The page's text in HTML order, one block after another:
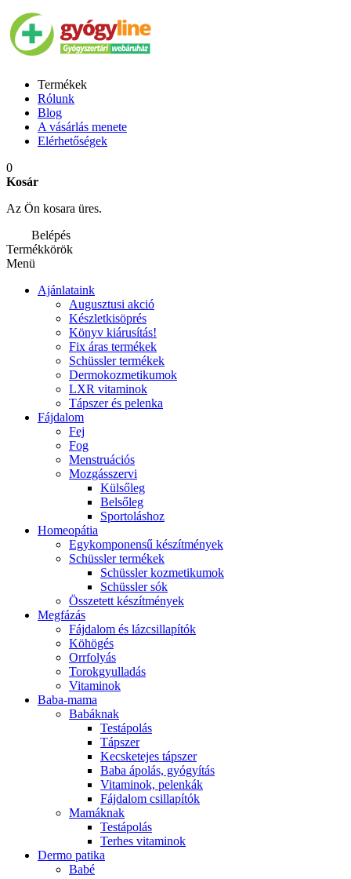
Termékek
Rólunk
Blog
A vásárlás menete
Elérhetőségek
0
Kosár
Az Ön kosara üres.
Belépés
Termékkörök
Menü
Ajánlataink
Augusztusi akció
Készletkisöprés
Könyv kiárusítás!
Fix áras termékek
Schüssler termékek
Dermokozmetikumok
LXR vitaminok
Tápszer és pelenka
Fájdalom
Fej
Fog
Menstruációs
Mozgásszervi
Külsőleg
Belsőleg
Sportoláshoz
Homeopátia
Egykomponensű készítmények
Schüssler termékek
Schüssler kozmetikumok
Schüssler sók
Összetett készítmények
Megfázás
Fájdalom és lázcsillapítók
Köhögés
Orrfolyás
Torokgyulladás
Vitaminok
Baba-mama
Babáknak
Testápolás
Tápszer
Kecsketejes tápszer
Baba ápolás, gyógyítás
Vitaminok, pelenkák
Fájdalom csillapítók
Mamáknak
Testápolás
Terhes vitaminok
Dermo patika
Babé